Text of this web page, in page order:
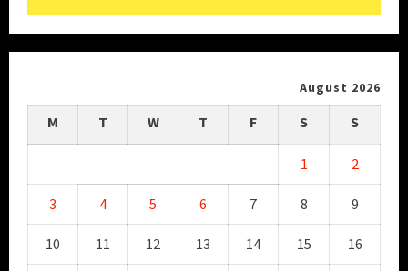
August 2026
M T W T F S S
1 2
3 4 5 6 7 8 9
10 11 12 13 14 15 16